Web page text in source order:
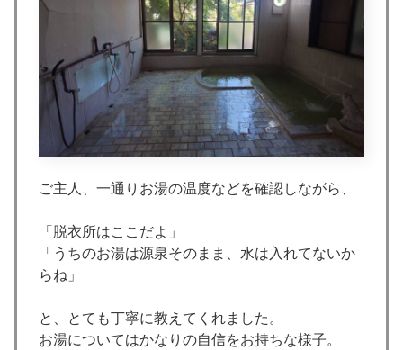
ご主人、一通りお湯の温度などを確認しながら、
「脱衣所はここだよ」
「うちのお湯は源泉そのまま、水は入れてないか
らね」
と、とても丁寧に教えてくれました。
お湯についてはかなりの自信をお持ちな様子。